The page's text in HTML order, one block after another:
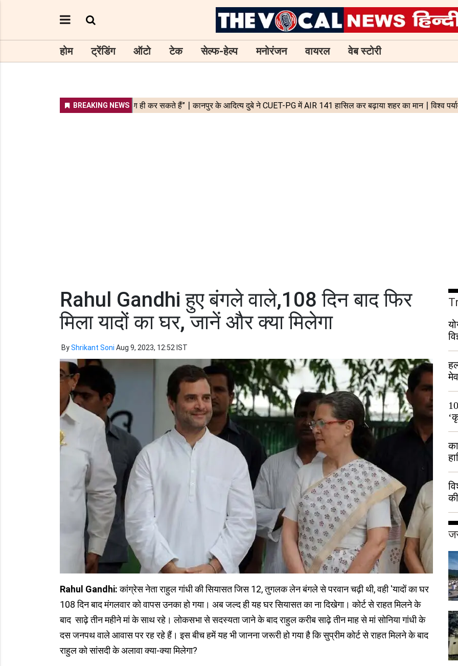
होम ट्रेंडिंग ऑटो टेक सेल्फ-हेल्प मनोरंजन वायरल वेब स्टोरी
Rahul Gandhi हुए बंगले वाले,108 दिन बाद फिर
मिला यादों का घर, जानें और क्या मिलेगा
ByShrikant Soni Aug 9, 2023, 12:52 IST
Rahul Gandhi:कांग्रेस नेता राहुल गांधी की सियासत जिस 12, तुगलक लेन बंगले से परवान चढ़ी थी, वही 'यादों का घर
108 दिन बाद मंगलवार को वापस उनका हो गया। अब जल्द ही यह घर सियासत का ना दिखेगा। कोर्ट से राहत मिलने के
बाद साढ़े तीन महीने मां के साथ रहे। लोकसभा से सदस्यता जाने के बाद राहुल करीब साढ़े तीन माह से मां सोनिया गांधी के
दस जनपथ वाले आवास पर रह रहे हैं। इस बीच हमें यह भी जानना जरूरी हो गया है कि सुप्रीम कोर्ट से राहत मिलने के बाद
राहुल को सांसदी के अलावा क्या-क्या मिलेगा?
हुई